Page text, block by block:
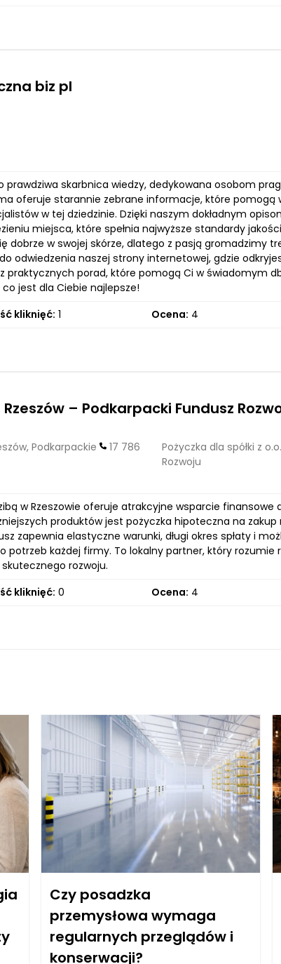
biz pl
prawdziwa skarbnica wiedzy, dedykowana osobom
oferuje starannie zebrane informacje, które pomogą
w tej dziedzinie. Dzięki naszym dokładnym
miejsca, które spełnia najwyższe standardy
dobrze w swojej skórze, dlatego z pasją gromadzimy
odwiedzenia naszej strony internetowej, gdzie
praktycznych porad, które pomogą Ci w świadomym
jest dla Ciebie najlepsze!
kliknięć: 1 Ocena: 4
– Podkarpacki Fundusz
Podkarpackie
17 786
Pożyczka dla spółki z
Rozwoju
w Rzeszowie oferuje atrakcyjne wsparcie
produktów jest pożyczka hipoteczna na
zapewnia elastyczne warunki, długi okres spłaty i
potrzeb każdej firmy. To lokalny partner, który rozumie
rozwoju.
kliknięć: 0 Ocena: 4
Czy posadzka
przemysłowa wymaga
regularnych przeglądów i
konserwacji?